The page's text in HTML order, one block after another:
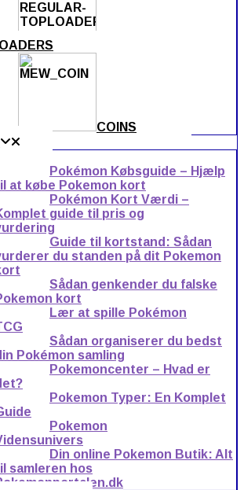
COINS
Pokémon Købsguide – Hjælp
at købe Pokemon kort
Pokémon Kort Værdi –
guide til pris og
Guide til kortstand: Sådan
du standen på dit Pokemon
Sådan genkender du falske
kort
Lær at spille Pokémon
Sådan organiserer du bedst
Pokémon samling
Pokemoncenter – Hvad er
Pokemon Typer: En Komplet
Pokemon
Din online Pokemon Butik: Alt
samleren hos